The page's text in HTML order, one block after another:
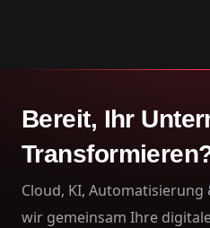
Bereit, Ihr
Cloud, KI,
wir gemeinsam Ihre